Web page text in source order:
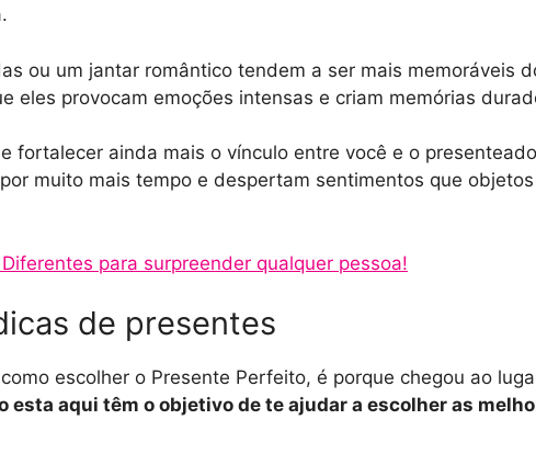
ou um jantar romântico tendem a ser mais memoráveis
eles provocam emoções intensas e criam memórias
fortalecer ainda mais o vínculo entre você e o
muito mais tempo e despertam sentimentos que
para surpreender qualquer pessoa!
de presentes
escolher o Presente Perfeito, é porque chegou ao
esta aqui têm o objetivo de te ajudar a escolher as